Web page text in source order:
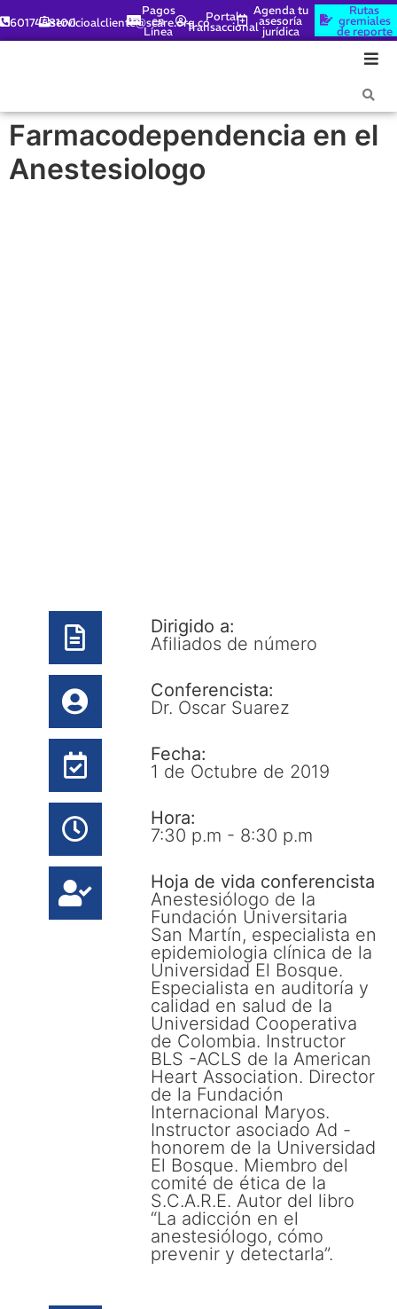
6017448100servicioalcliente@scare.org.co
Pagos
en
Línea
Portal
Transaccional
Agenda tu
asesoría
jurídica
Rutas
gremiales
de reporte
Farmacodependencia en el
Anestesiologo
Dirigido a:
Afiliados de número
Conferencista:
Dr. Oscar Suarez
Fecha:
1 de Octubre de 2019
Hora:
7:30 p.m - 8:30 p.m
Hoja de vida conferencista
Anestesiólogo de la
Fundación Universitaria
San Martín, especialista en
epidemiologia clínica de la
Universidad El Bosque.
Especialista en auditoría y
calidad en salud de la
Universidad Cooperativa
de Colombia. Instructor
BLS -ACLS de la American
Heart Association. Director
de la Fundación
Internacional Maryos.
Instructor asociado Ad -
honorem de la Universidad
El Bosque. Miembro del
comité de ética de la
S.C.A.R.E. Autor del libro
“La adicción en el
anestesiólogo, cómo
prevenir y detectarla”.